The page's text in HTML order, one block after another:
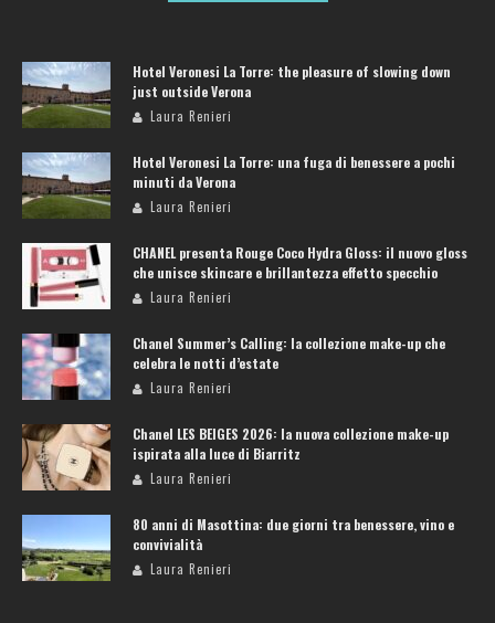
Hotel Veronesi La Torre: the pleasure of slowing down
just outside Verona
Laura Renieri
Hotel Veronesi La Torre: una fuga di benessere a pochi
minuti da Verona
Laura Renieri
CHANEL presenta Rouge Coco Hydra Gloss: il nuovo gloss
che unisce skincare e brillantezza effetto specchio
Laura Renieri
Chanel Summer’s Calling: la collezione make-up che
celebra le notti d’estate
Laura Renieri
Chanel LES BEIGES 2026: la nuova collezione make-up
ispirata alla luce di Biarritz
Laura Renieri
80 anni di Masottina: due giorni tra benessere, vino e
convivialità
Laura Renieri